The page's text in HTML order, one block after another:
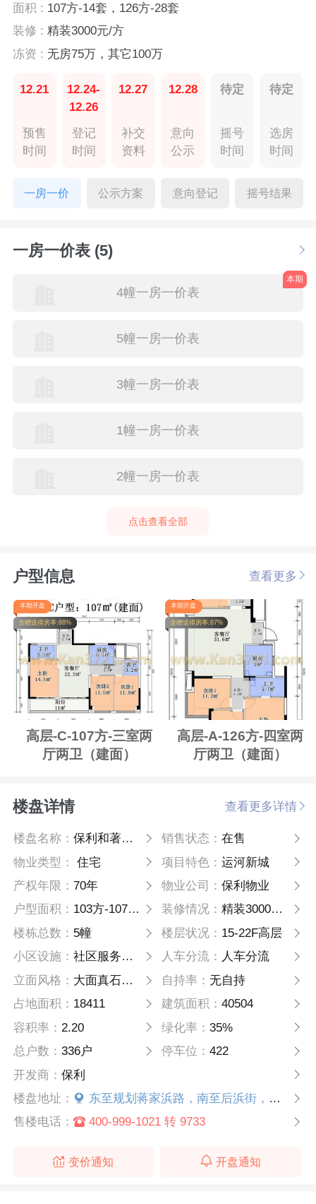
面积 : 107方-14套，126方-28套
装修 : 精装3000元/方
冻资 : 无房75万，其它100万
12.21
预售
时间
12.24-
12.26
登记
时间
12.27
补交
资料
12.28
意向
公示
待定
摇号
时间
待定
选房
时间
一房一价 公示方案 意向登记 摇号结果
一房一价表 (5)
4幢一房一价表
本期
5幢一房一价表
3幢一房一价表
1幢一房一价表
2幢一房一价表
点击查看全部
户型信息 查看更多
本期开盘
含赠送得房率:88%
高层-C-107方-三室两
厅两卫（建面）
本期开盘
含赠送得房率:87%
高层-A-126方-四室两
厅两卫（建面）
楼盘详情 查看更多详情
楼盘名称：保利和著文华轩 销售状态： 在售
物业类型：
住宅 项目特色： 运河新城
产权年限：70年 物业公司： 保利物业
户型面积： 103方-107方-126方 装修情况： 精装3000元/方
楼栋总数： 5幢 楼层状况： 15-22F高层
小区设施：社区服务用房、养老用房、婴幼儿照护服务用房、公共体育用房、公共文化设施、室外婴幼儿活动场地以及室外公共活动场地 人车分流： 人车分流
立面风格： 大面真石漆+铝合金线条 自持率： 无自持
占地面积： 18411 建筑面积： 40504
容积率： 2.20 绿化率： 35%
总户数：336户 停车位： 422
开发商：保利
楼盘地址：
东至规划蒋家浜路，南至后浜街，西至水韵四维苑（南区）、康扬路，北至崇...
售楼电话：
400-999-1021 转 9733
变价通知 开盘通知